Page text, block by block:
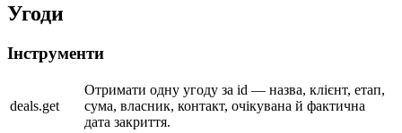
Угоди
Інструменти
deals.get
Отримати одну угоду за id — назва, клієнт, етап,
сума, власник, контакт, очікувана й фактична
дата закриття.